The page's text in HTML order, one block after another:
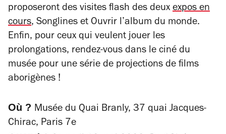
proposeront des visites flash des deux expos en
cours, Songlines et Ouvrir l’album du monde.
Enfin, pour ceux qui veulent jouer les
prolongations, rendez-vous dans le ciné du
musée pour une série de projections de films
aborigènes !
Où ? Musée du Quai Branly, 37 quai Jacques-
Chirac, Paris 7e